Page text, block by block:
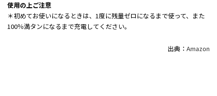
使用の上ご注意
＊初めてお使いになるときは、1度に残量ゼロになるまで使って、また
100％満タンになるまで充電してください。
出典： Amazon